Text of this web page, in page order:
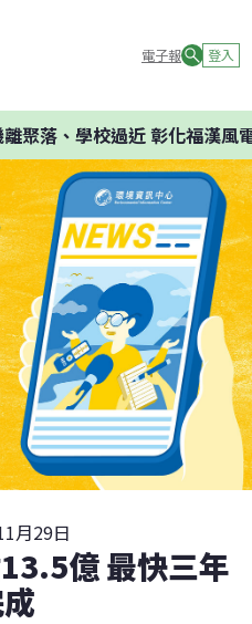
電子報 登入
聚落、學校過近 彰化福漢風電
月29日
億 最快三年